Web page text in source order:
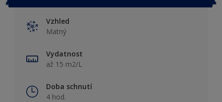
Vzhled
Matný
Vydatnost
až 15 m2/L
Doba schnutí
4 hod.